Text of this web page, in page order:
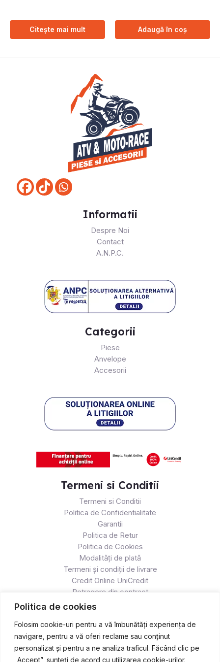
Politica de cookies
Folosim cookie-uri pentru a vă îmbunătăți experiența de
navigare, pentru a vă oferi reclame sau conținut
personalizat și pentru a ne analiza traficul. Făcând clic pe
„Accept”, sunteți de acord cu utilizarea cookie-urilor.
Citește mai mult Adaugă în coș
Informatii
Despre Noi
Contact
A.N.P.C.
Categorii
Piese
Anvelope
Accesorii
Termeni si Conditii
Termeni si Conditii
Politica de Confidentialitate
Garantii
Politica de Retur
Politica de Cookies
Modalități de plată
Termeni și condiții de livrare
Credit Online UniCredit
Retragere din contract